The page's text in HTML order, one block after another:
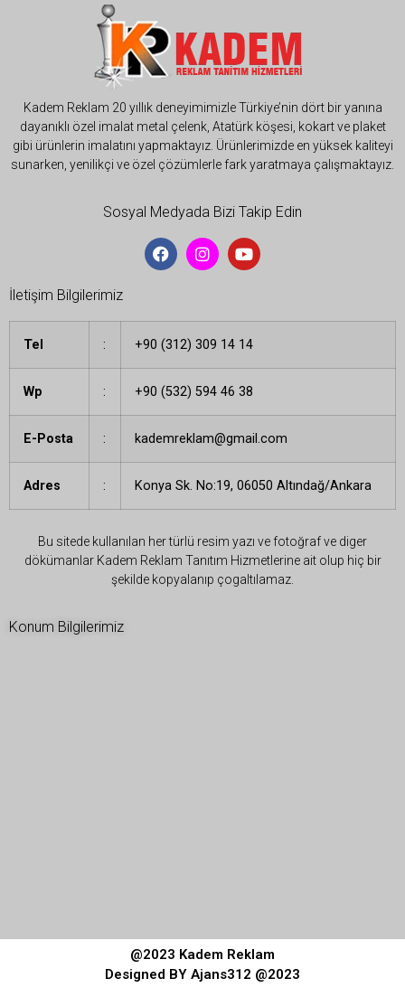
Kadem Reklam 20 yıllık deneyimimizle Türkiye’nin dört bir yanına
dayanıklı özel imalat metal çelenk, Atatürk köşesi, kokart ve plaket
gibi ürünlerin imalatını yapmaktayız. Ürünlerimizde en yüksek kaliteyi
sunarken, yenilikçi ve özel çözümlerle fark yaratmaya çalışmaktayız.
Sosyal Medyada Bizi Takip Edin
İletişim Bilgilerimiz
Tel : +90 (312) 309 14 14
Wp : +90 (532) 594 46 38
E-Posta : kademreklam@gmail.com
Adres : Konya Sk. No:19, 06050 Altındağ/Ankara
Bu sitede kullanılan her türlü resim yazı ve fotoğraf ve diger
dökümanlar Kadem Reklam Tanıtım Hizmetlerine ait olup hiç bir
şekilde kopyalanıp çogaltılamaz.
Konum Bilgilerimiz
@2023 Kadem Reklam
Designed BY Ajans312 @2023